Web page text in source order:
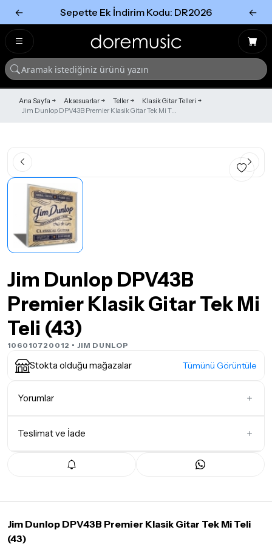
← Sepette Ek İndirim Kodu: DR2026 ←
Ana Sayfa Aksesuarlar Teller
Klasik Gitar Telleri
Jim Dunlop DPV43B Premier Klasik Gitar Tek Mi T...
Jim Dunlop DPV43B
Premier Klasik Gitar Tek Mi
Teli (43)
106010720012 • JIM DUNLOP
Stokta olduğu mağazalar Tümünü Görüntüle
Yorumlar
Teslimat ve İade
Teslimat Koşulları
tatil günlerinde teslimat yapılamamaktadır.
Jim Dunlop DPV43B Premier Klasik Gitar Tek Mi Teli
(43)
Tümünü Gör
Tümünü gör